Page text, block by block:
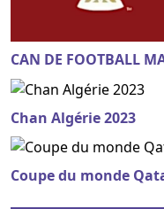
CAN DE FOOTBALL
Chan Algérie 2023
Coupe du monde